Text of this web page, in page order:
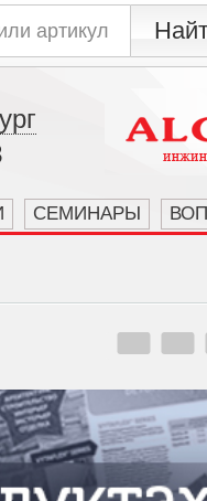
СЕМИНАРЫ